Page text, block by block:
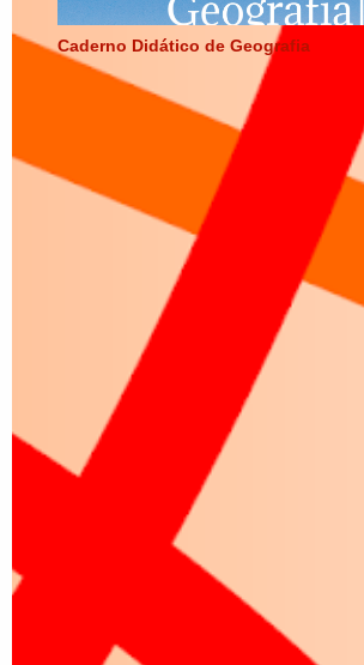
Caderno Didático de Geografia